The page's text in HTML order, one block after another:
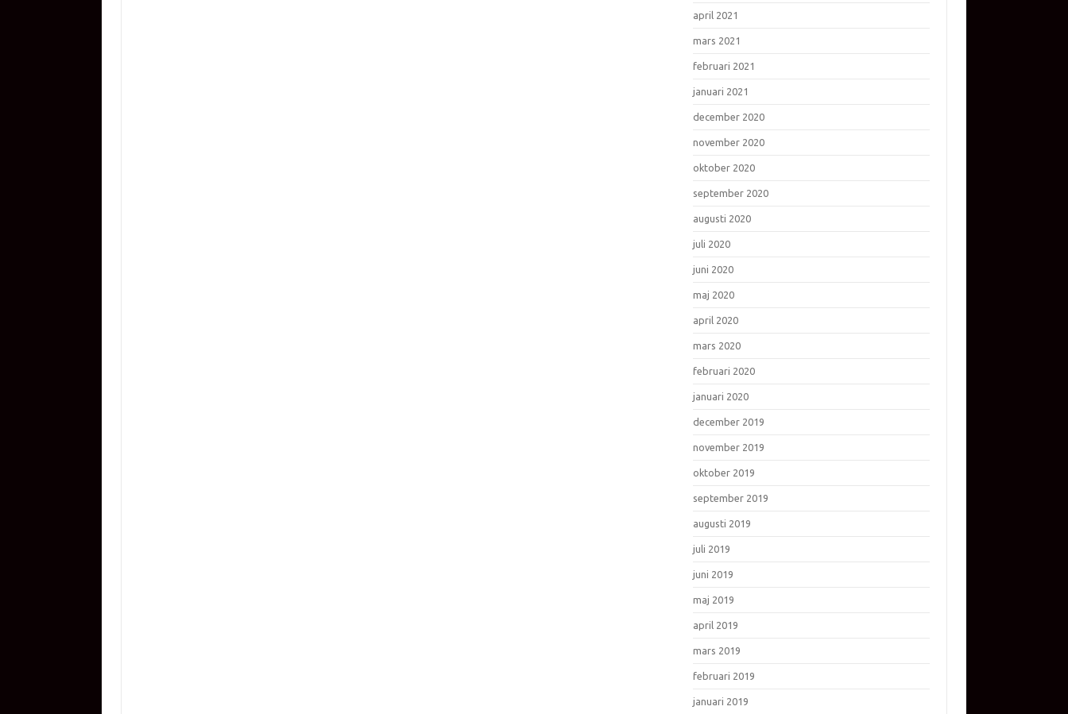
april 2021
mars 2021
februari 2021
januari 2021
december 2020
november 2020
oktober 2020
september 2020
augusti 2020
juli 2020
juni 2020
maj 2020
april 2020
mars 2020
februari 2020
januari 2020
december 2019
november 2019
oktober 2019
september 2019
augusti 2019
juli 2019
juni 2019
maj 2019
april 2019
mars 2019
februari 2019
januari 2019